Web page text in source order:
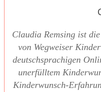
Clau­dia Rem­sing ist
von Weg­wei­ser
deutsch­spra­chi­gen
uner­füll­tem
Kin­der­wunsch-